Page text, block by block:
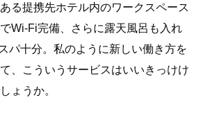
る提携先ホテル内のワークスペース
Wi-Fi完備、さらに露天風呂も入れ
パ十分。私のように新しい働き方を
、こういうサービスはいいきっけけ
ょうか。